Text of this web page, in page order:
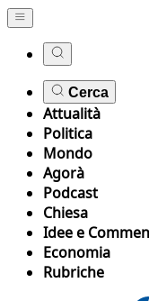
Cerca
Attualità
Politica
Mondo
Agorà
Podcast
Chiesa
Idee e
Economia
Rubriche